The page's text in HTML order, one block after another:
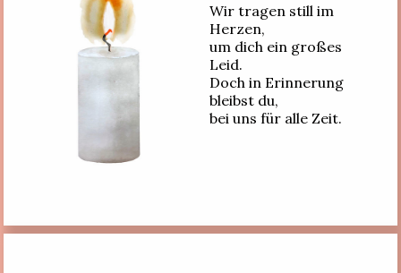
Wir tragen still im
Herzen,
um dich ein großes
Leid.
Doch in Erinnerung
bleibst du,
bei uns für alle Zeit.